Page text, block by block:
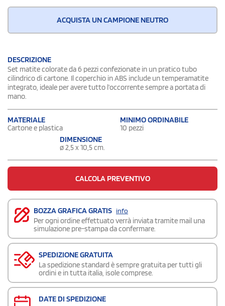
ACQUISTA UN CAMPIONE NEUTRO
DESCRIZIONE
Set matite colorate da 6 pezzi confezionate in un pratico tubo
cilindrico di cartone. Il coperchio in ABS include un temperamatite
integrato, ideale per avere tutto l’occorrente sempre a portata di
mano.
MATERIALE
Cartone e plastica
MINIMO ORDINABILE
10 pezzi
DIMENSIONE
ø 2,5 x 10,5 cm.
CALCOLA PREVENTIVO
BOZZA GRAFICA GRATIS info
Per ogni ordine effettuato verrà inviata tramite mail una
simulazione pre-stampa da confermare.
SPEDIZIONE GRATUITA
La spedizione standard è sempre gratuita per tutti gli
ordini e in tutta italia, isole comprese.
DATE DI SPEDIZIONE